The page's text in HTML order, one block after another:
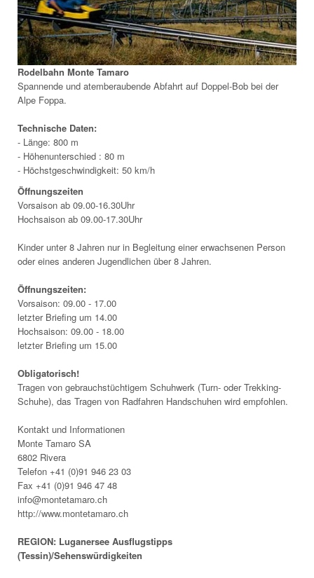
Rodelbahn Monte Tamaro
Spannende und atemberaubende Abfahrt auf Doppel-Bob bei der
Alpe Foppa.
Technische Daten:
- Länge: 800 m
- Höhenunterschied : 80 m
- Höchstgeschwindigkeit: 50 km/h
Öffnungszeiten
Vorsaison ab 09.00-16.30Uhr
Hochsaison ab 09.00-17.30Uhr
Kinder unter 8 Jahren nur in Begleitung einer erwachsenen Person
oder eines anderen Jugendlichen über 8 Jahren.
Öffnungszeiten:
Vorsaison: 09.00 - 17.00
letzter Briefing um 14.00
Hochsaison: 09.00 - 18.00
letzter Briefing um 15.00
Obligatorisch!
Tragen von gebrauchstüchtigem Schuhwerk (Turn- oder Trekking-
Schuhe), das Tragen von Radfahren Handschuhen wird empfohlen.
Kontakt und Informationen
Monte Tamaro SA
6802 Rivera
Telefon +41 (0)91 946 23 03
Fax +41 (0)91 946 47 48
info@montetamaro.ch
http://www.montetamaro.ch
REGION: Luganersee Ausflugstipps
(Tessin)/Sehenswürdigkeiten